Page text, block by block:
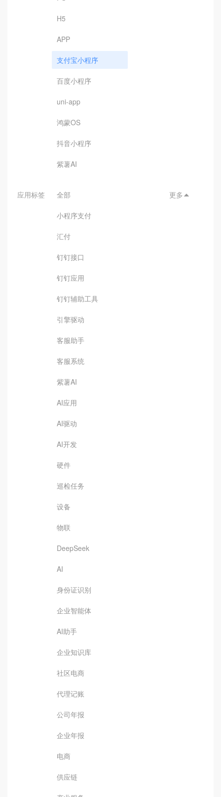
H5
APP
支付宝小程序
百度小程序
uni-app
鸿蒙OS
抖音小程序
紫薯AI
应用标签 全部
小程序支付
汇付
钉钉接口
钉钉应用
钉钉辅助工具
引擎驱动
客服助手
客服系统
紫薯AI
AI应用
AI驱动
AI开发
硬件
巡检任务
设备
物联
DeepSeek
AI
身份证识别
企业智能体
AI助手
企业知识库
社区电商
代理记账
公司年报
企业年报
电商
供应链
更多 